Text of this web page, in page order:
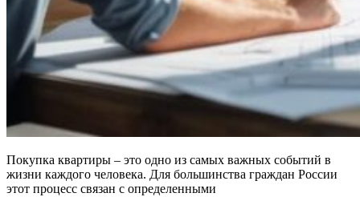
Покупка квартиры – это одно из самых важных событий в
жизни каждого человека. Для большинства граждан России
этот процесс связан с определенными